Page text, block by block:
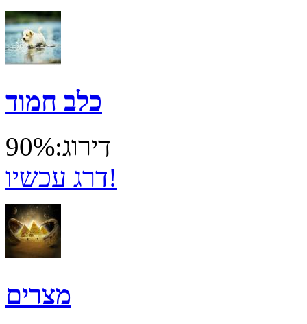
כלב חמוד
דירוג:90%
דרג עכשיו!
מצרים